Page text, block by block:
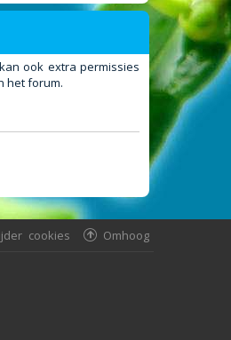
ook extra permissies
het forum.
Omhoog
cookies